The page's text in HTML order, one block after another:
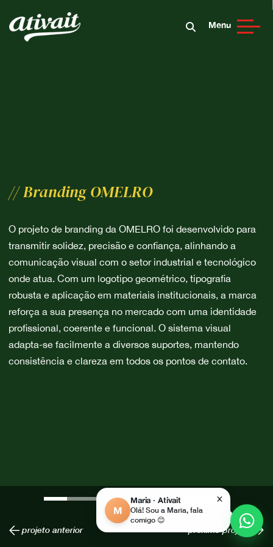
Menu
// Branding OMELRO
O projeto de branding da OMELRO foi desenvolvido para
transmitir solidez, precisão e confiança, alinhando a
comunicação visual com o setor industrial e tecnológico
onde atua. Com um logotipo geométrico, tipografia
robusta e aplicação em materiais institucionais, a marca
reforça a sua presença no mercado com uma identidade
profissional, coerente e funcional. O sistema visual
adapta-se facilmente a diversos suportes, mantendo
consistência e clareza em todos os pontos de contato.
projeto anterior próximo projeto
×
M
Maria · Ativait
Olá! Sou a Maria, fala
comigo 😊